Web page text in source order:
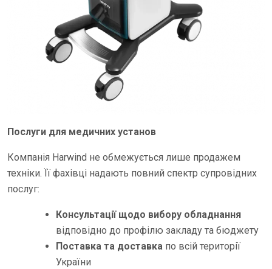
Послуги для медичних установ
Компанія Harwind не обмежується лише продажем
техніки. Її фахівці надають повний спектр супровідних
послуг:
Консультації щодо вибору обладнання
відповідно до профілю закладу та бюджету
Поставка та доставка по всій території
України